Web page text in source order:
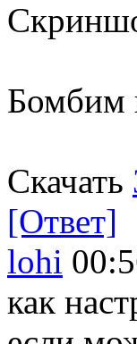
Бомбим
Скачать
[Ответ]
lohi
как